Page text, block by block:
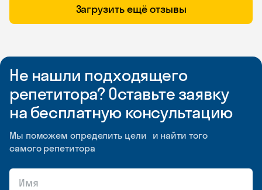
Загрузить ещё отзывы
Не нашли подходящего
репетитора? Оставьте заявку
на бесплатную консультацию
Мы поможем определить цели и найти того
самого репетитора